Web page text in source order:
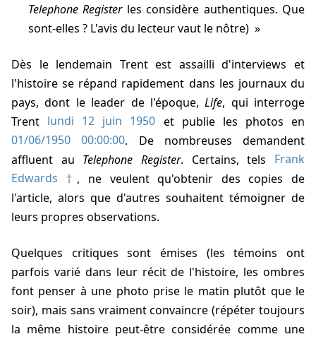
Telephone Registerles considère authentiques. Que
sont-elles ? L'avis du lecteur vaut le nôtre)
Dès le lendemain Trent est assailli d'interviews et
l'histoire se répand rapidement dans les journaux du
pays, dont le leader de l'époque,Life, qui interroge
Trent lundi 12 juin 1950 et publie les photos en
01/06/1950 00:00:00. De nombreuses demandent
affluent au Telephone Register. Certains, tels Frank
Edwards
, ne veulent qu'obtenir des copies de
l'article, alors que d'autres souhaitent témoigner de
leurs propres observations.
Quelques critiques sont émises (les témoins ont
parfois varié dans leur récit de l'histoire, les ombres
font penser à une photo prise le matin plutôt que le
soir), mais sans vraiment convaincre (répéter toujours
la même histoire peut-être considérée comme une